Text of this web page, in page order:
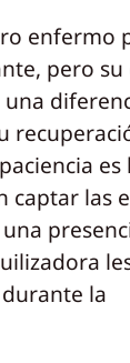
enfermo
pero su
es
captar las
la